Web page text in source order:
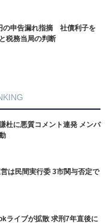
の申告漏れ指摘 社債利子を
税務当局の判断
杜に悪質コメント連発 メンバ
は民間実行委 3市関与否定で
ライブが拡散 求刑7年直後に